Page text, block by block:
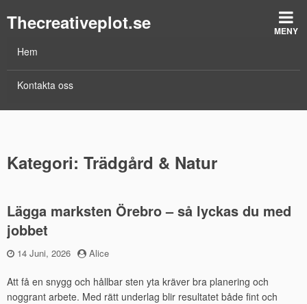
Thecreativeplot.se MENY
Hem
Kontakta oss
Kategori: Trädgård & Natur
Lägga marksten Örebro – så lyckas du med
jobbet
Publicerad
14 Juni, 2026 by
Alice
Att få en snygg och hållbar sten yta kräver bra planering och
noggrant arbete. Med rätt underlag blir resultatet både fint och